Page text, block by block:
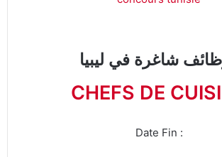
CHEFS DE
Date Fin :